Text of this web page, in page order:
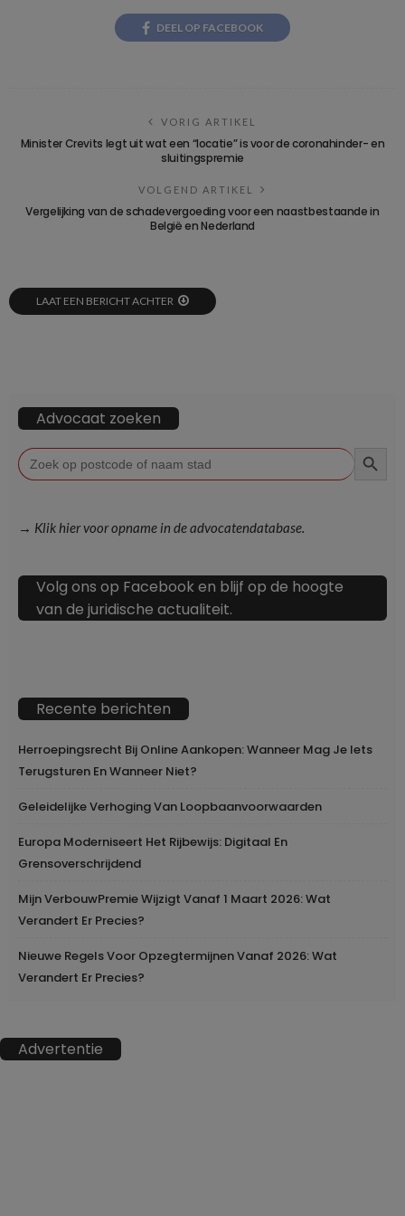
DEEL OP FACEBOOK
VORIG ARTIKEL
Minister Crevits legt uit wat een “locatie” is voor de coronahinder- en
sluitingspremie
VOLGEND ARTIKEL
Vergelijking van de schadevergoeding voor een naastbestaande in
België en Nederland
LAAT EEN BERICHT ACHTER
Advocaat zoeken
Zoek
naar:
→ Klik hier voor opname in de advocatendatabase.
Volg ons op Facebook en blijf op de hoogte
van de juridische actualiteit.
Recente berichten
Herroepingsrecht Bij Online Aankopen: Wanneer Mag Je Iets
Terugsturen En Wanneer Niet?
Geleidelijke Verhoging Van Loopbaanvoorwaarden
Europa Moderniseert Het Rijbewijs: Digitaal En
Grensoverschrijdend
Mijn VerbouwPremie Wijzigt Vanaf 1 Maart 2026: Wat
Verandert Er Precies?
Nieuwe Regels Voor Opzegtermijnen Vanaf 2026: Wat
Verandert Er Precies?
Advertentie